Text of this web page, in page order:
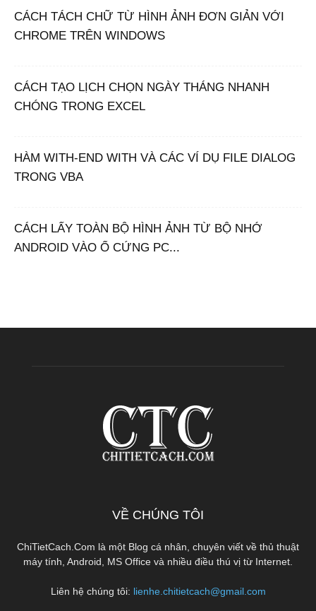
CÁCH TÁCH CHỮ TỪ HÌNH ẢNH ĐƠN GIẢN VỚI
CHROME TRÊN WINDOWS
CÁCH TẠO LỊCH CHỌN NGÀY THÁNG NHANH
CHÓNG TRONG EXCEL
HÀM WITH-END WITH VÀ CÁC VÍ DỤ FILE DIALOG
TRONG VBA
CÁCH LẤY TOÀN BỘ HÌNH ẢNH TỪ BỘ NHỚ
ANDROID VÀO Ổ CỨNG PC...
VỀ CHÚNG TÔI
ChiTietCach.Com là một Blog cá nhân, chuyên viết về thủ thuật
máy tính, Android, MS Office và nhiều điều thú vị từ Internet.
Liên hệ chúng tôi: lienhe.chitietcach@gmail.com